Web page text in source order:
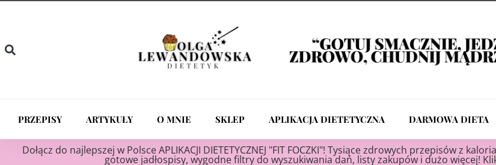
PRZEPISY ARTYKUŁY O MNIE SKLEP APLIKACJA DIETETYCZNA DARMOWA DIETA
Dołącz do najlepszej w Polsce APLIKACJI DIETETYCZNEJ "FIT FOCZKI"! Tysiące zdrowych przepisów z
gotowe jadłospisy, wygodne filtry do wyszukiwania dań, listy zakupów i dużo więcej!